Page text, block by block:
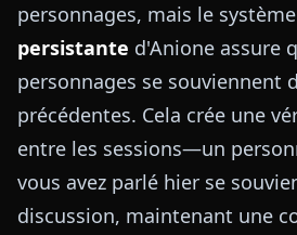
personnages, mais le
persistante d'Anione assure
personnages se souviennent
précédentes. Cela crée une
entre les sessions—un
vous avez parlé hier se
discussion, maintenant une